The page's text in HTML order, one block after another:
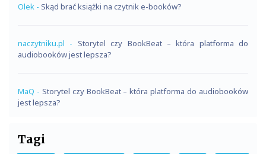
Olek - Skąd brać książki na czytnik e-booków?
naczytniku.pl - Storytel czy BookBeat – która platforma do
audiobooków jest lepsza?
MaQ - Storytel czy BookBeat – która platforma do audiobooków
jest lepsza?
Tagi